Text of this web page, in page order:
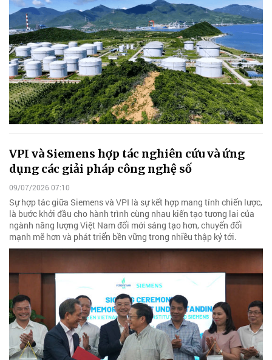
VPI và Siemens hợp tác nghiên cứu và ứng
dụng các giải pháp công nghệ số
09/07/2026 07:10
Sự hợp tác giữa Siemens và VPI là sự kết hợp mang tính chiến lược,
là bước khởi đầu cho hành trình cùng nhau kiến tạo tương lai của
ngành năng lượng Việt Nam đổi mới sáng tạo hơn, chuyển đổi
mạnh mẽ hơn và phát triển bền vững trong nhiều thập kỷ tới.